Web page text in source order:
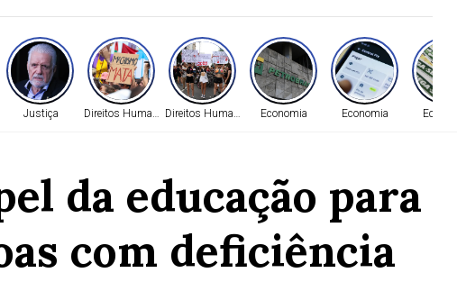
Justiça Direitos HumanosDireitos Humanos Economia Economia
da educação para
com deficiência